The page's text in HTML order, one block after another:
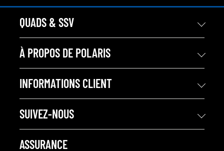
QUADS & SSV
À PROPOS DE POLARIS
INFORMATIONS CLIENT
SUIVEZ-NOUS
ASSURANCE